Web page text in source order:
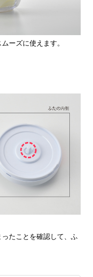
ーズに使えます。
たことを確認して、ふ